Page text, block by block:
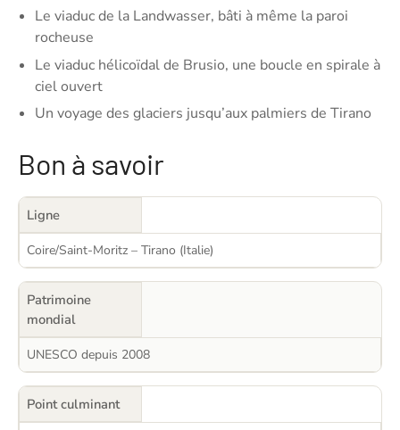
Le viaduc de la Landwasser, bâti à même la paroi
rocheuse
Le viaduc hélicoïdal de Brusio, une boucle en spirale à
ciel ouvert
Un voyage des glaciers jusqu’aux palmiers de Tirano
Bon à savoir
Ligne
Coire/Saint-Moritz – Tirano (Italie)
Patrimoine
mondial
UNESCO depuis 2008
Point culminant